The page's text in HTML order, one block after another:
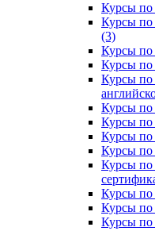
Курсы по
Курсы по
(3)
Курсы по
Курсы по
Курсы по
Курсы по
Курсы по
Курсы по
Курсы по
Курсы по
Курсы
Курсы
Курсы по